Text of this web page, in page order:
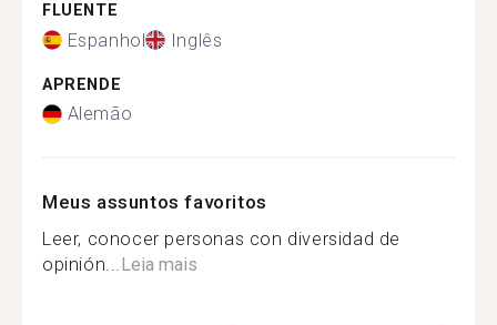
FLUENTE
Espanhol Inglês
APRENDE
Alemão
Meus assuntos favoritos
Leer, conocer personas con diversidad de
opinión...Leia mais